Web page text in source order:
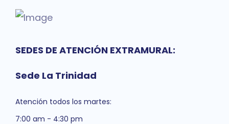
SEDES DE ATENCIÓN EXTRAMURAL:
Sede La Trinidad
Atención todos los martes:
7:00 am - 4:30 pm